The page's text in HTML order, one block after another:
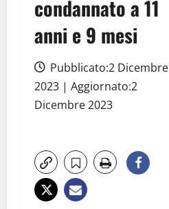
condannato a 11
anni e 9 mesi
Pubblicato:2 Dicembre
2023 | Aggiornato:2
Dicembre 2023